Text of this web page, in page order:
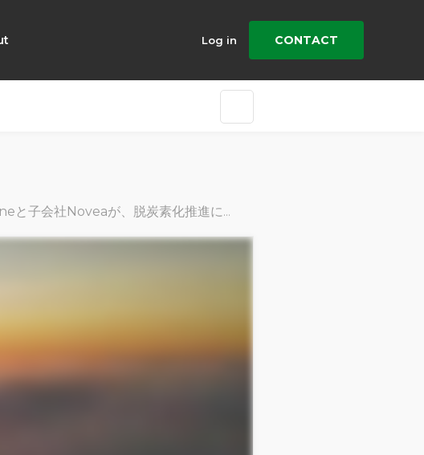
Log in CONTACT
Noveaが、脱炭素化推進に協力して取り組んでいる方法